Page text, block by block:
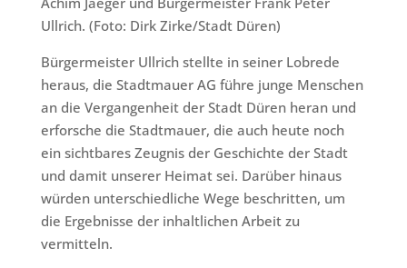
Ullrich. (Foto: Dirk Zirke/Stadt Düren)
Bürgermeister Ullrich stellte in seiner Lobrede
heraus, die Stadtmauer AG führe junge Menschen
an die Vergangenheit der Stadt Düren heran und
erforsche die Stadtmauer, die auch heute noch
ein sichtbares Zeugnis der Geschichte der Stadt
und damit unserer Heimat sei. Darüber hinaus
würden unterschiedliche Wege beschritten, um
die Ergebnisse der inhaltlichen Arbeit zu
vermitteln.